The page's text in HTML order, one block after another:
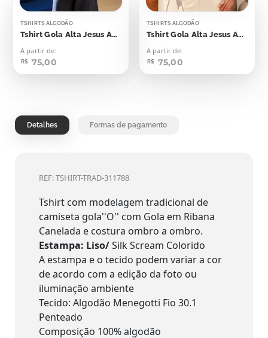
TSHIRTS ALGODÃO
Tshirt Gola Alta Jesus Aplicação
A partir de:
R$ 75,00
TSHIRTS ALGODÃO
Tshirt Gola Alta Jesus Aplicação
A partir de:
R$ 75,00
Detalhes Formas de pagamento
REF: TSHIRT-TRAD-311788
Tshirt com modelagem tradicional de
camiseta gola''O'' com Gola em Ribana
Canelada e costura ombro a ombro.
Estampa: Liso/Silk Scream Colorido
A estampa e o tecido podem variar a cor
de acordo com a edição da foto ou
iluminação ambiente
Tecido: Algodão Menegotti Fio 30.1
Penteado
Composição 100% algodão